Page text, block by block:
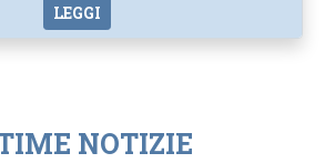
LEGGI
NOTIZIE